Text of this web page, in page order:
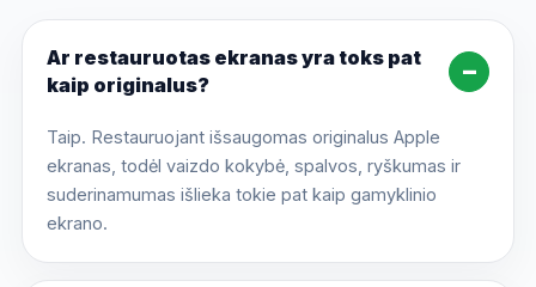
Ar restauruotas ekranas yra toks pat
kaip originalus?
Taip. Restauruojant išsaugomas originalus Apple
ekranas, todėl vaizdo kokybė, spalvos, ryškumas ir
suderinamumas išlieka tokie pat kaip gamyklinio
ekrano.